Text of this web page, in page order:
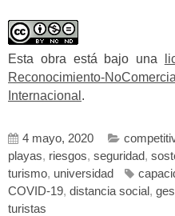
Esta obra está bajo una
Reconocimiento-
Internacional .
4 mayo, 2020
playas, riesgos, seguridad,
turismo, universidad
COVID-19, distancia social ,
turistas